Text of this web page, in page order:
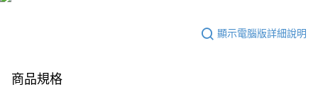
顯示電腦版詳細說明
商品規格